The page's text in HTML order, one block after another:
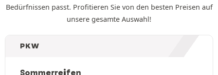
Bedürfnissen passt. Profitieren Sie von den besten Preisen auf
unsere gesamte Auswahl!
PKW
Sommerreifen